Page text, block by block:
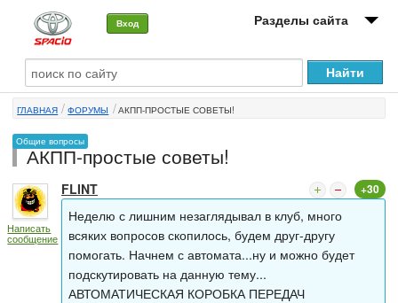
Вход Разделы сайта
О машине
Автоклуб
Форумы
Сервисы и услуги
Новости
ГЛАВНАЯ ФОРУМЫ АКПП-ПРОСТЫЕ СОВЕТЫ!
Общие вопросы
АКПП-простые советы!
Написать
сообщение
FLINT +30
Неделю с лишним незаглядывал в клуб, много
всяких вопросов скопилось, будем друг-другу
помогать. Начнем с автомата...ну и можно будет
подскутировать на данную тему...
АВТОМАТИЧЕСКАЯ КОРОБКА ПЕРЕДАЧ